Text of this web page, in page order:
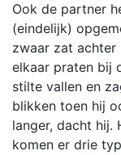
Ook de partner
(eindelijk)
zwaar zat achter
elkaar praten bij
stilte vallen en
blikken toen hij
langer, dacht hij.
komen er drie